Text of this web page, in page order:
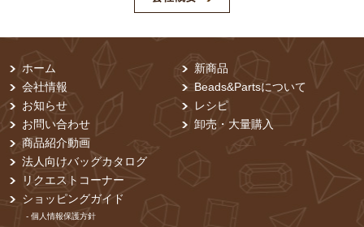
ホーム
会社情報
お知らせ
お問い合わせ
商品紹介動画
法人向けバッグカタログ
リクエストコーナー
新商品
Beads&Partsについて
レシピ
卸売・⼤量購⼊
ショッピングガイド
- 個⼈情報保護⽅針